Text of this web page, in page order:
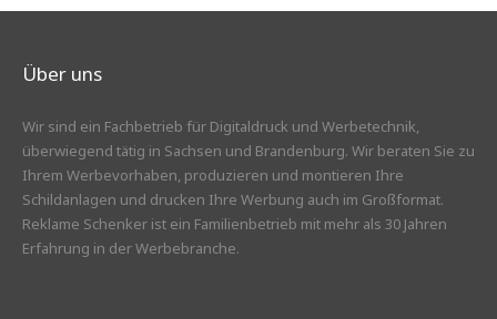
Über uns
Wir sind ein Fachbetrieb für Digitaldruck und Werbetechnik,
überwiegend tätig in Sachsen und Brandenburg. Wir beraten Sie zu
Ihrem Werbevorhaben, produzieren und montieren Ihre
Schildanlagen und drucken Ihre Werbung auch im Großformat.
Reklame Schenker ist ein Familienbetrieb mit mehr als 30 Jahren
Erfahrung in der Werbebranche.